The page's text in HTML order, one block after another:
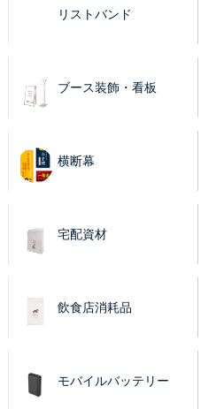
リストバンド
ブース装飾・看板
横断幕
宅配資材
飲食店消耗品
モバイルバッテリー